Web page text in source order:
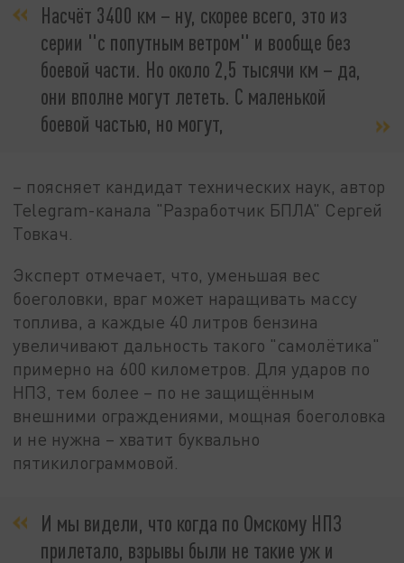
Насчёт 3400 км – ну, скорее всего, это из
серии "с попутным ветром" и вообще без
боевой части. Но около 2,5 тысячи км – да,
они вполне могут лететь. С маленькой
боевой частью, но могут,
– поясняет кандидат технических наук, автор
Telegram-канала "Разработчик БПЛА" Сергей
Товкач.
Эксперт отмечает, что, уменьшая вес
боеголовки, враг может наращивать массу
топлива, а каждые 40 литров бензина
увеличивают дальность такого "самолётика"
примерно на 600 километров. Для ударов по
НПЗ, тем более – по не защищённым
внешними ограждениями, мощная боеголовка
и не нужна – хватит буквально
пятикилограммовой.
И мы видели, что когда по Омскому НПЗ
прилетало, взрывы были не такие уж и